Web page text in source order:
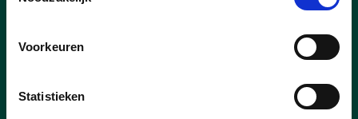
Voorkeuren
Statistieken